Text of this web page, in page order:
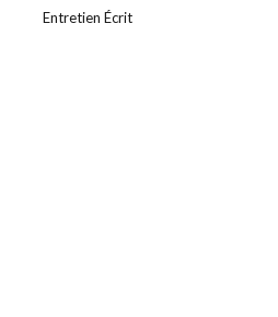
Entretien Écrit